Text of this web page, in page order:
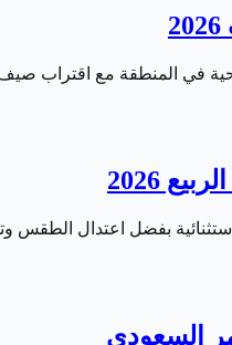
رؤية 2030 والتطوير السياحي المتسارع،
2026
بفضل اعتدال